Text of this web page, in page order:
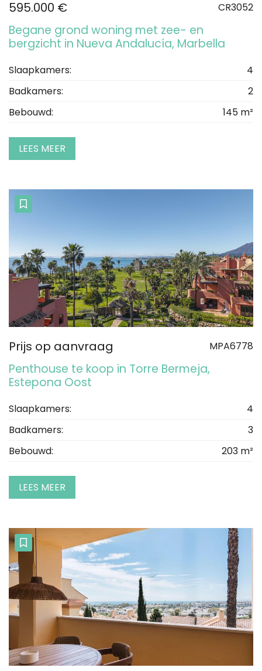
595.000 € CR3052
Begane grond woning met zee- en
bergzicht in Nueva Andalucía, Marbella
Slaapkamers:
4
Badkamers:
2
Bebouwd:
145 m²
LEES MEER
Prijs op aanvraag MPA6778
Penthouse te koop in Torre Bermeja,
Estepona Oost
Slaapkamers:
4
Badkamers:
3
Bebouwd:
203 m²
LEES MEER